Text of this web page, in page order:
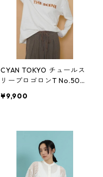
CYAN TOKYO チュールス
リーブロゴロンT No.5043
ック フリーサイズ シアン
¥9,900